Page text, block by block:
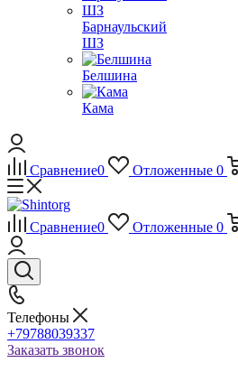
Барнаульский
ШЗ
Белшина
Кама
Сравнение0 Отложенные 0
Сравнение0 Отложенные 0
Телефоны
+79788039337
Заказать звонок